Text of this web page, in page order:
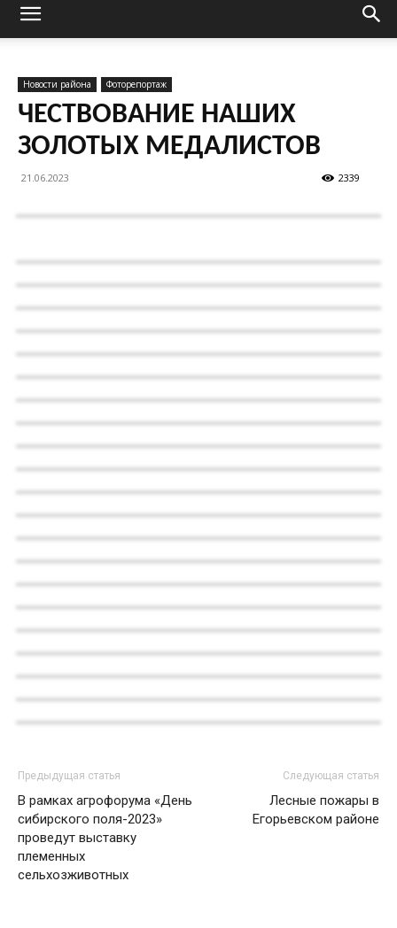
Новости района Фоторепортаж
ЧЕСТВОВАНИЕ НАШИХ
ЗОЛОТЫХ МЕДАЛИСТОВ
21.06.2023 2339
Предыдущая статья
В рамках агрофорума «День
сибирского поля-2023»
проведут выставку
племенных
сельхозживотных
Следующая статья
Лесные пожары в
Егорьевском районе